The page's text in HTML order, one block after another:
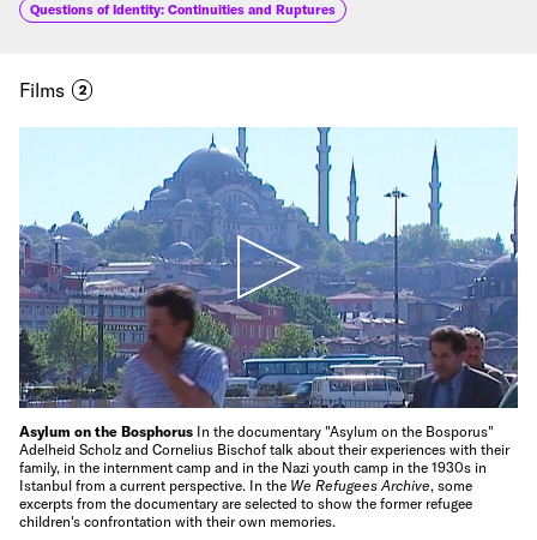
Questions of Identity: Continuities and Ruptures
Films 2
Asylum on the Bosphorus In the documentary "Asylum on the Bosporus"
Adelheid Scholz and Cornelius Bischof talk about their experiences with their
family, in the internment camp and in the Nazi youth camp in the 1930s in
Istanbul from a current perspective. In the We Refugees Archive, some
excerpts from the documentary are selected to show the former refugee
children's confrontation with their own memories.